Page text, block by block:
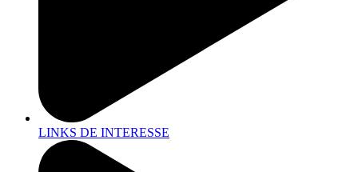
LINKS DE INTERESSE